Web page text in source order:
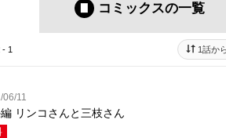
コミックスの一覧
- 1 1話か
11
リンコさんと三枝さん